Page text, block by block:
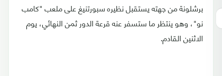
برشلونة من جهته يستقبل نظيره سبورتنيغ على ملعب "كامب
نو"، وهو ينتظر ما ستسفر عنه قرعة الدور ثمن النهائي، يوم
الاثنين القادم.